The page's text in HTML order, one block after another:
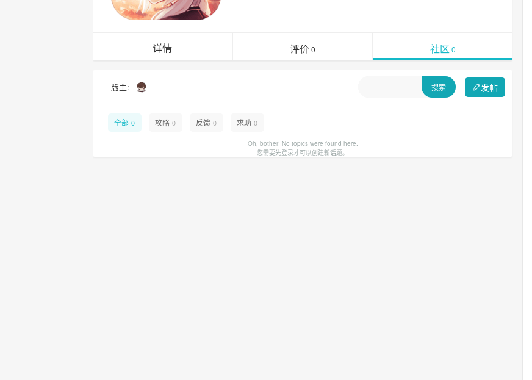
详情 评价0 社区 0
版主: 发帖
全部 0 攻略 0 反馈 0 求助 0
Oh, bother! No topics were found here.
您需要先登录才可以创建新话题。